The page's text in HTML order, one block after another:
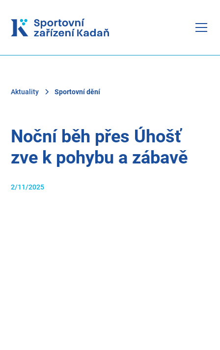
Aktuality Sportovní dění
Noční běh přes Úhošť
zve k pohybu a zábavě
2/11/2025